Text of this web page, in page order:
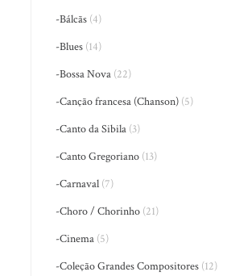
-Bálcãs (4)
-Blues (14)
-Bossa Nova (22)
-Canção francesa (Chanson) (5)
-Canto da Sibila (3)
-Canto Gregoriano (13)
-Carnaval (7)
-Choro / Chorinho (21)
-Cinema (5)
-Coleção Grandes Compositores (12)